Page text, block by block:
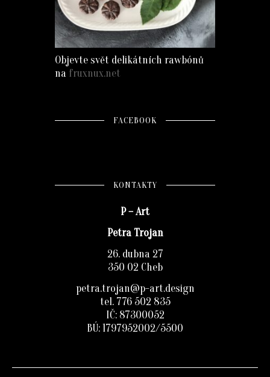
Objevte svět delikátních rawbónů
na fruxnux.net
FACEBOOK
KONTAKTY
P – Art
Petra Trojan
26. dubna 27
350 02 Cheb
petra.trojan@p-art.design
tel. 776 502 835
IČ: 87300052
BÚ: 1797952002/5500